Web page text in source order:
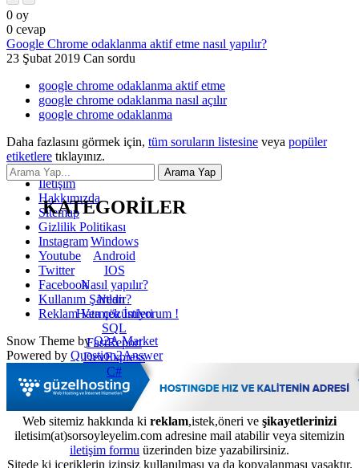
0 oy
0 cevap
Google Chrome odaklanma aktif etme nasıl yapılır?
23 Şubat 2019 Can sordu
google chrome odaklanma aktif etme
google chrome odaklanma nasıl açılır
google chrome odaklanma
Daha fazlasını görmek için, tüm soruların listesine veya popüler
etiketlere tıklayınız.
KATEGORİLER
Windows
Android
IOS
Nasıl yapılır?
Nedir?
Hata çözümleri
SQL
FastReport
DevExpress
C#
İletişim
Hakkımızda
Sitemap
Gizlilik Politikası
Instagram
Youtube
Twitter
Facebook
Kullanım Şartları
Reklam Vermek İstiyorum !
Snow Theme byQ2A Market
Powered by Question2Answer
Web sitemiz hakkında ki reklam,istek,öneri ve şikayetlerinizi
iletisim(at)sorsoyleyelim.com adresine mail atabilir veya sitemizin
iletişim formu üzerinden bize yazabilirsiniz.
Sitede ki içeriklerin izinsiz kullanılması ya da kopyalanması yasaktır.